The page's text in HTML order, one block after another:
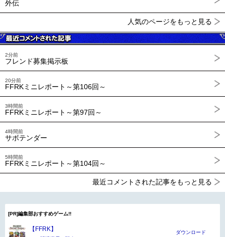
外伝
人気のページをもっと見る
2分前
フレンド募集掲示板
20分前
FFRKミニレポート～第106回～
3時間前
FFRKミニレポート～第97回～
4時間前
サボテンダー
5時間前
FFRKミニレポート～第104回～
最近コメントされた記事をもっと見る
[PR]編集部おすすめゲーム!!
【FFRK】 ダウンロード